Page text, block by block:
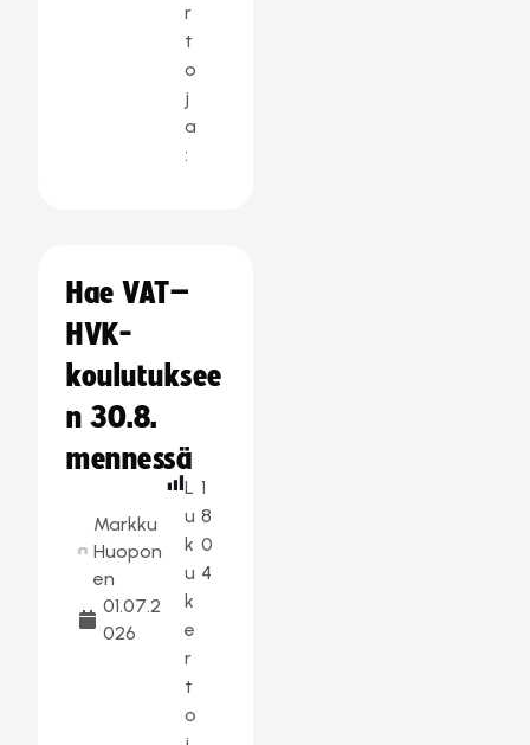
r
t
o
j
a
:
Hae VAT–
HVK-
koulutuksee
n 30.8.
mennessä
Markku
Huopon
en
01.07.2
026
L
u
k
u
k
e
r
t
o
1
8
0
4